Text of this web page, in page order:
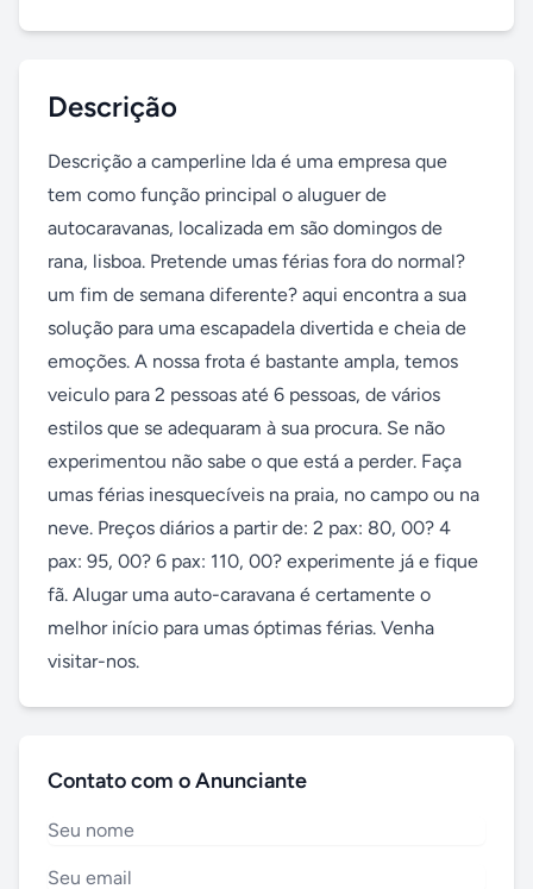
Descrição
Descrição a camperline lda é uma empresa que
tem como função principal o aluguer de
autocaravanas, localizada em são domingos de
rana, lisboa. Pretende umas férias fora do normal?
um fim de semana diferente? aqui encontra a sua
solução para uma escapadela divertida e cheia de
emoções. A nossa frota é bastante ampla, temos
veiculo para 2 pessoas até 6 pessoas, de vários
estilos que se adequaram à sua procura. Se não
experimentou não sabe o que está a perder. Faça
umas férias inesquecíveis na praia, no campo ou na
neve. Preços diários a partir de: 2 pax: 80, 00? 4
pax: 95, 00? 6 pax: 110, 00? experimente já e fique
fã. Alugar uma auto-caravana é certamente o
melhor início para umas óptimas férias. Venha
visitar-nos.
Contato com o Anunciante